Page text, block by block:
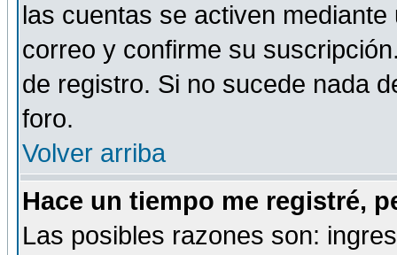
las cuentas se activen
correo y confirme su
de registro. Si no sucede nada
foro.
Volver arriba
Hace un tiempo me registré,
Las posibles razones son: